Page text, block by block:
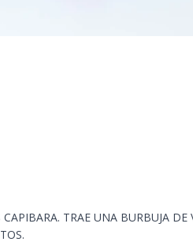
CAPIBARA. TRAE UNA BURBUJA